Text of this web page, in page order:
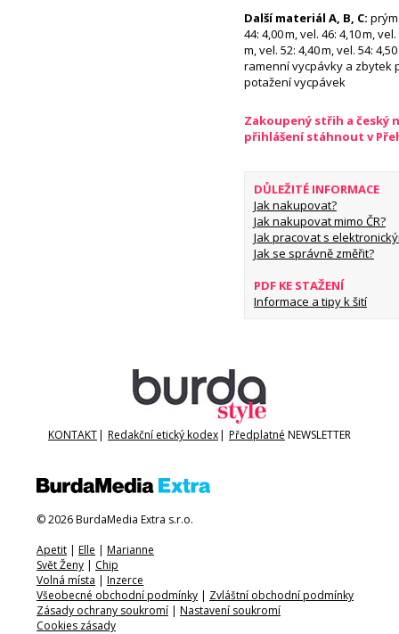
Další materiál A, B, C:
44: 4,00 m, vel. 46: 4,10 m,
m, vel. 52: 4,40 m, vel. 54:
ramenní vycpávky a zbytek
potažení vycpávek
Zakoupený střih a český
přihlášení stáhnout v
DŮLEŽITÉ INFORMACE
Jak nakupovat?
Jak nakupovat mimo ČR?
Jak pracovat s
Jak se správně změřit?
PDF KE STAŽENÍ
Informace a tipy k šití
KONTAKT| Redakční etický kodex| Předplatné NEWSLETTER
© 2026 BurdaMedia Extra s.r.o.
Apetit | Elle | Marianne
Svět Ženy | Chip
Volná místa | Inzerce
Všeobecné obchodní podmínky | Zvláštní obchodní podmínky
Zásady ochrany soukromí | Nastavení soukromí
Cookies zásady